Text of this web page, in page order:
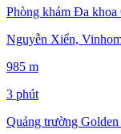
Phòng khám Đa khoa
Nguyễn Xiển,
985 m
3 phút
Quảng trường Golden